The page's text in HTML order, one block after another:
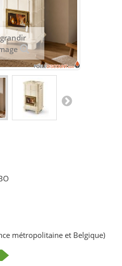
métropolitaine et Belgique)